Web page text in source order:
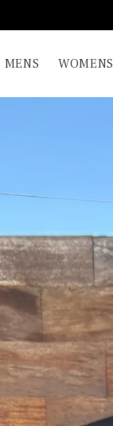
MENS WOMENS